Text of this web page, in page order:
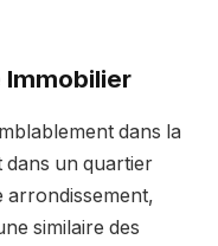
Immobilier
dans la
dans un quartier
arrondissement,
similaire des